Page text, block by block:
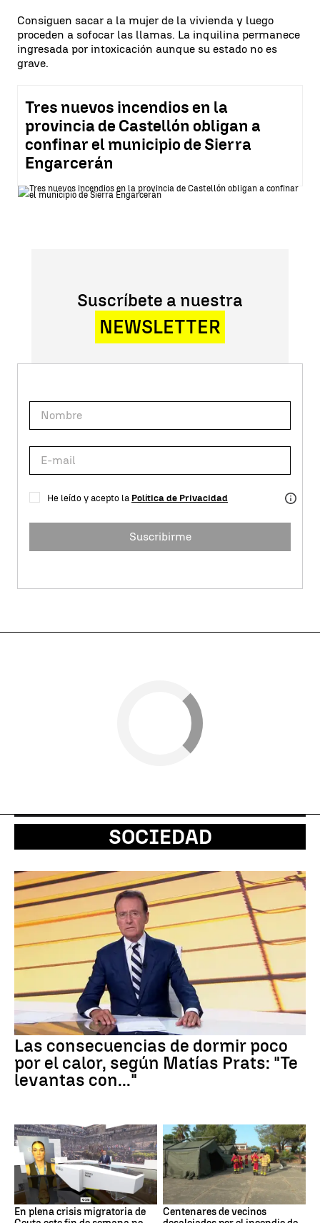
Consiguen sacar a la mujer de la vivienda y luego
proceden a sofocar las llamas. La inquilina permanece
ingresada por intoxicación aunque su estado no es
grave.
Tres nuevos incendios en la
provincia de Castellón obligan a
confinar el municipio de Sierra
Engarcerán
Suscríbete a nuestra
NEWSLETTER
He leído y acepto la Política de Privacidad
Suscribirme
SOCIEDAD
Las consecuencias de dormir poco
por el calor, según Matías Prats: "Te
levantas con..."
En plena crisis migratoria de
Centenares de vecinos